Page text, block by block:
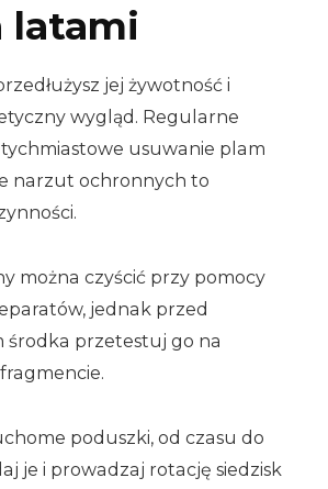
latami
jej żywotność i
wygląd. Regularne
usuwanie plam
narzut ochronnych to
można czyścić przy pomocy
jednak przed
środka przetestuj go na
poduszki, od czasu do
je i prowadzaj rotację siedzisk